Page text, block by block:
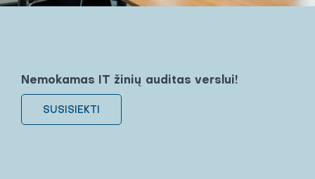
Nemokamas IT žinių auditas verslui!
SUSISIEKTI